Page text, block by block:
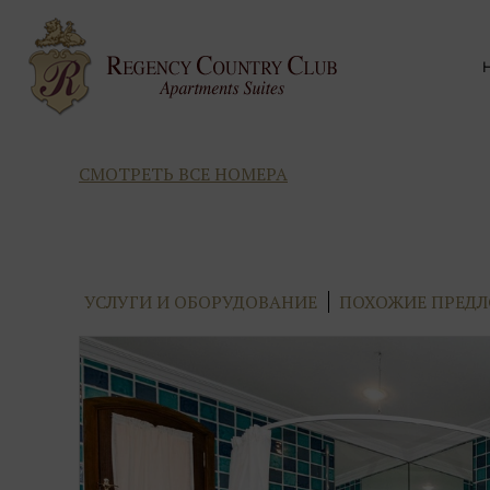
СМОТРЕТЬ ВСЕ НОМЕРА
УСЛУГИ И ОБОРУДОВАНИЕ ПОХОЖИЕ